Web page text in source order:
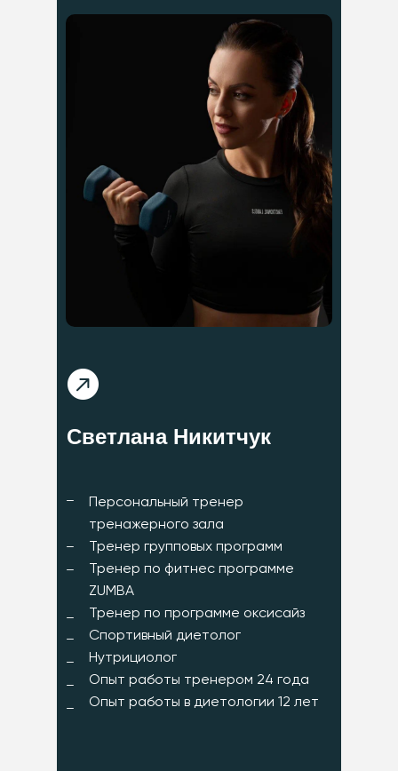
Светлана Никитчук
Персональный тренер
тренажерного зала
Тренер групповых программ
Тренер по фитнес программе
ZUMBA
Тренер по программе оксисайз
Спортивный диетолог
Нутрициолог
Опыт работы тренером 24 года
Опыт работы в диетологии 12 лет